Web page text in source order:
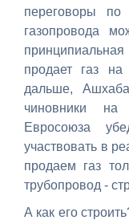
переговоры по
газопровода
продает газ
дальше,
чиновники на
Евросоюза
участвовать в
продаем газ
трубопровод -
А как его